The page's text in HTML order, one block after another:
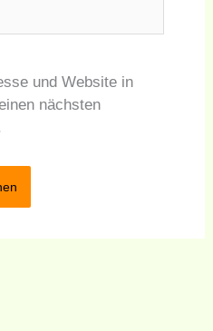
und Website in
nächsten